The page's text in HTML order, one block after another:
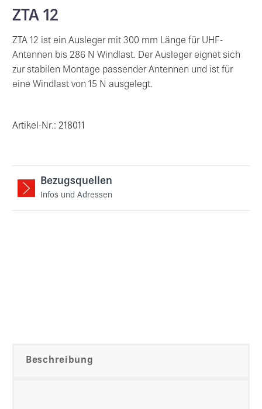
ZTA 12
ZTA 12 ist ein Ausleger mit 300 mm Länge für UHF-
Antennen bis 286 N Windlast. Der Ausleger eignet sich
zur stabilen Montage passender Antennen und ist für
eine Windlast von 15 N ausgelegt.
Artikel-Nr.: 218011
Bezugsquellen
Infos und Adressen
Beschreibung